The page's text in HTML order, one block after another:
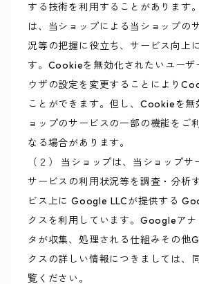
する技術を利用することがあります
は、当ショップによる当ショップの
況等の把握に役立ち、サービス向上
す。Cookieを無効化されたいユーザ
ウザの設定を変更することにより
ことができます。但し、Cookieを無
ョップのサービスの一部の機能をご
なる場合があります。
（２） 当ショップは、当ショップサ
サービスの利用状況等を調査・分析
ビス上に Google LLCが提供する
クスを利用しています。Googleア
タが収集、処理される仕組みその他
クスの詳しい情報につきましては、
覧ください。